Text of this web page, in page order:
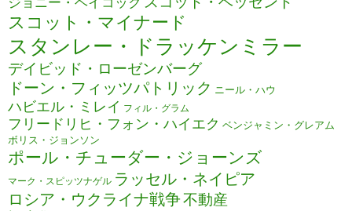
スコット・マイナード
スタンレー・ドラッケンミラー
デイビッド・ローゼンバーグ
ドーン・フィッツパトリック ニール・ハウ
ハビエル・ミレイ フィル・グラム
フリードリヒ・フォン・ハイエク ベンジャミン・グレアム
ボリス・ジョンソン
ポール・チューダー・ジョーンズ
マーク・スピッツナゲル ラッセル・ネイピア
ロシア・ウクライナ戦争不動産